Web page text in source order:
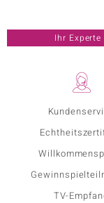
TV-
Ihr